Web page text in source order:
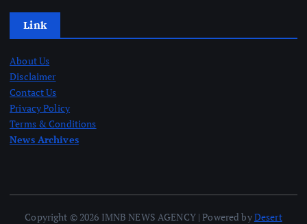
Link
About Us
Disclaimer
Contact Us
Privacy Policy
Terms & Conditions
News Archives
Copyright © 2026 IMNB NEWS AGENCY | Powered byDesert